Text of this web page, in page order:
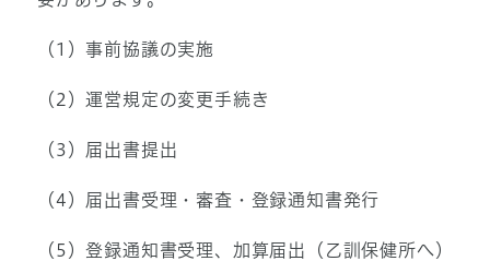
（1）事前協議の実施
（2）運営規定の変更手続き
（3）届出書提出
（4）届出書受理・審査・登録通知書発行
（5）登録通知書受理、加算届出（乙訓保健所へ）